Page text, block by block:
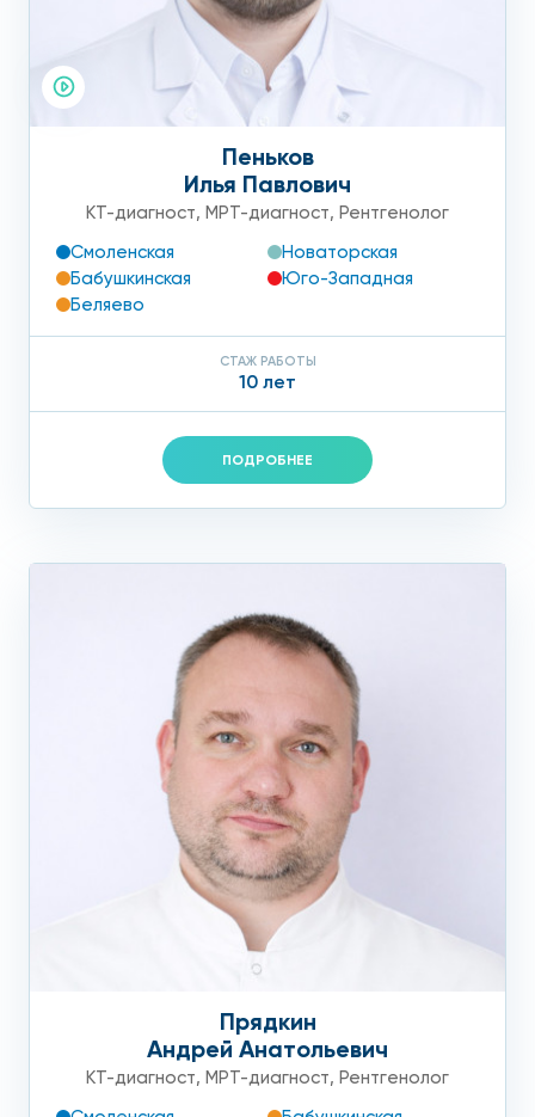
Пеньков
Илья Павлович
КТ-диагност, МРТ-диагност, Рентгенолог
Смоленская
Новаторская
Бабушкинская
Юго-Западная
Беляево
СТАЖ РАБОТЫ
10 лет
ПОДРОБНЕЕ
Прядкин
Андрей Анатольевич
КТ-диагност, МРТ-диагност, Рентгенолог